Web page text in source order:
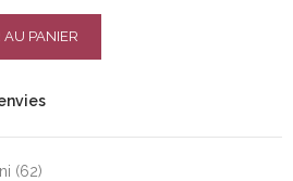
AU PANIER
(62)